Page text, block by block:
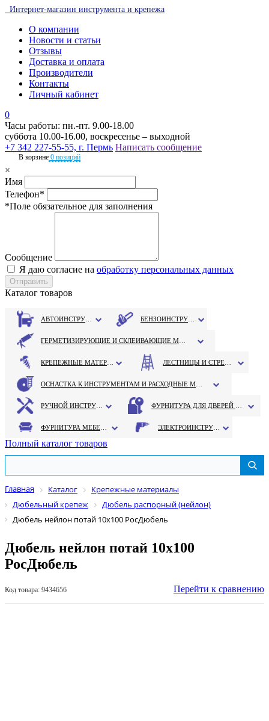
Интернет-магазин инструмента и крепежа
О компании
Новости и статьи
Отзывы
Доставка и оплата
Производители
Контакты
Личный кабинет
0
Часы работы: пн.-пт. 9.00-18.00
суббота 10.00-16.00, воскресенье – выходной
+7 342 227-55-55, г. Пермь Написать сообщение
В корзине 0 позиций
×
Имя
Телефон*
*Поле обязательное для заполнения
Сообщение
Я даю согласие на обработку персональных данных
Каталог товаров
Полный каталог товаров
Главная Каталог
Крепежные материалы
Дюбельный крепеж
Дюбель распорный (нейлон)
Дюбель нейлон потай 10х100 РосДюбель
Дюбель нейлон потай 10х100
РосДюбель
Код товара: 9434656 Перейти к сравнению